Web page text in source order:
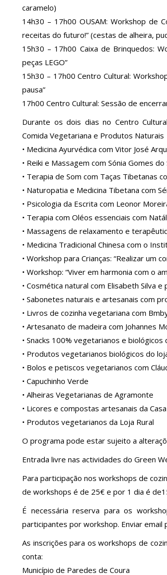
caramelo)
14h30 – 17h00 OUSAM: Workshop de
receitas do futuro!” (cestas de alheira,
15h30 – 17h00 Caixa de Brinquedos:
peças LEGO”
15h30 – 17h00 Centro Cultural:
pausa”
17h00 Centro Cultural: Sessão de
Durante os dois dias no Centro
Comida Vegetariana e Produtos Naturais
• Medicina Ayurvédica com Vitor José
• Reiki e Massagem com Sónia Gomes do
• Terapia de Som com Taças Tibetanas
• Naturopatia e Medicina Tibetana com
• Psicologia da Escrita com Leonor
• Terapia com Oléos essenciais com
• Massagens de relaxamento e
• Medicina Tradicional Chinesa com o
• Workshop para Crianças: “Realizar um
• Workshop: “Viver em harmonia com o
• Cosmética natural com Elisabeth Silva e
• Sabonetes naturais e artesanais com
• Livros de cozinha vegetariana com
• Artesanato de madeira com Johannes
• Snacks 100% vegetarianos e
• Produtos vegetarianos biológicos do
• Bolos e petiscos vegetarianos com
• Capuchinho Verde
• Alheiras Vegetarianas de Agramonte
• Licores e compostas artesanais da
• Produtos vegetarianos da Loja Rural
O programa pode estar sujeito a
Entrada livre nas actividades do Green
Para participação nos workshops de
de workshops é de 25€ e por 1 dia é
É necessária reserva para os
participantes por workshop. Enviar email
As inscrições para os workshops de
conta:
Município de Paredes de Coura